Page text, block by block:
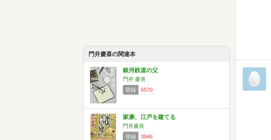
門井慶喜の関連本
銀河鉄道の父
門井 慶喜
登録
6570
家康、江戸を建てる
門井慶喜
登録
3946